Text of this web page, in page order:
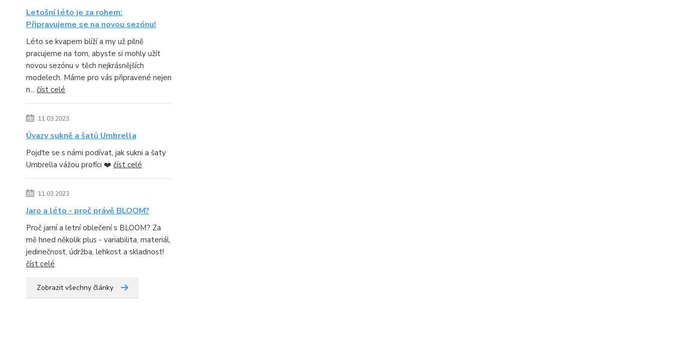
Letošní léto je za rohem:
Připravujeme se na novou sezónu!
Léto se kvapem blíží a my už pilně
pracujeme na tom, abyste si mohly užít
novou sezónu v těch nejkrásnějších
modelech. Máme pro vás připravené nejen
n... číst celé
11.03.2023
Úvazy sukně a šatů Umbrella
Pojďte se s námi podívat, jak sukni a šaty
Umbrella vážou profíci ❤️ číst celé
11.03.2023
Jaro a léto - proč právě BLOOM?
Proč jarní a letní oblečení s BLOOM? Za
mě hned několik plus - variabilita, materiál,
jedinečnost, údržba, lehkost a skladnost!
číst celé
Zobrazit všechny články